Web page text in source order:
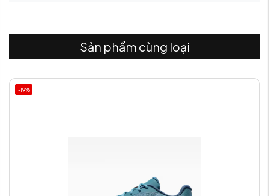
Sản phẩm cùng loại
-19%